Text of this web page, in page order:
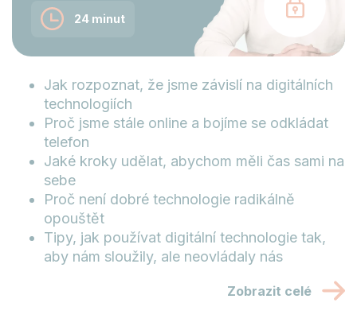
24 minut
Jak rozpoznat, že jsme závislí na digitálních
technologiích
Proč jsme stále online a bojíme se odkládat
telefon
Jaké kroky udělat, abychom měli čas sami na
sebe
Proč není dobré technologie radikálně
opouštět
Tipy, jak používat digitální technologie tak,
aby nám sloužily, ale neovládaly nás
Zobrazit celé